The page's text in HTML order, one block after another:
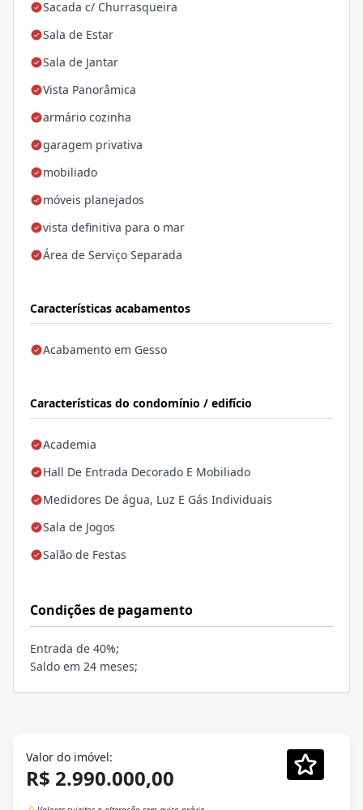
Sacada c/ Churrasqueira
Sala de Estar
Sala de Jantar
Vista Panorâmica
armário cozinha
garagem privativa
mobiliado
móveis planejados
vista definitiva para o mar
Área de Serviço Separada
Características acabamentos
Acabamento em Gesso
Características do condomínio / edifício
Academia
Hall De Entrada Decorado E Mobiliado
Medidores De água, Luz E Gás Individuais
Sala de Jogos
Salão de Festas
Condições de pagamento
Entrada de 40%;
Saldo em 24 meses;
Valor do imóvel:
R$ 2.990.000,00